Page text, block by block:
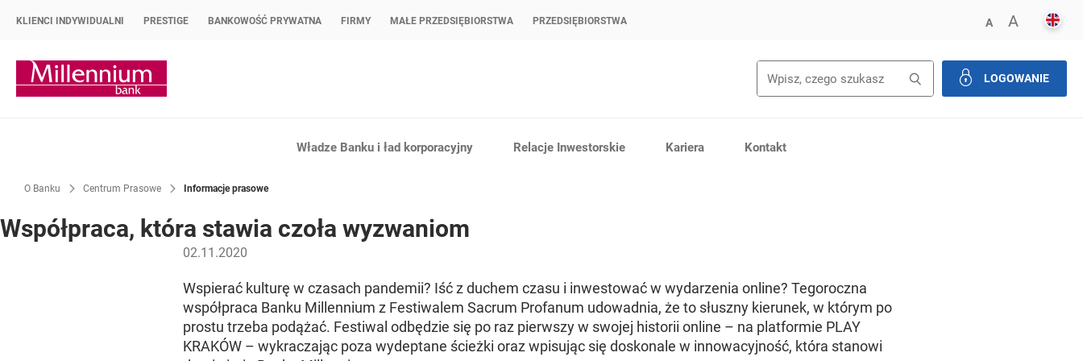
KLIENCI INDYWIDUALNI PRESTIGE BANKOWOŚĆ PRYWATNA FIRMY MAŁE PRZEDSIĘBIORSTWA PRZEDSIĘBIORSTWA AZMNIEJSZ FONT
A
Strona główna Bank Millennium
WyszukajLOGOWANIE
Władze Banku i ład korporacyjny Relacje Inwestorskie Kariera Kontakt
O Banku Centrum Prasowe Informacje prasowe
Współpraca, która stawia czoła wyzwaniom
02.11.2020
Wspierać kulturę w czasach pandemii? Iść z duchem czasu i inwestować w wydarzenia online? Tegoroczna
współpraca Banku Millennium z Festiwalem Sacrum Profanum udowadnia, że to słuszny kierunek, w którym po
prostu trzeba podążać. Festiwal odbędzie się po raz pierwszy w swojej historii online – na platformie PLAY
KRAKÓW – wykraczając poza wydeptane ścieżki oraz wpisując się doskonale w innowacyjność, która stanowi